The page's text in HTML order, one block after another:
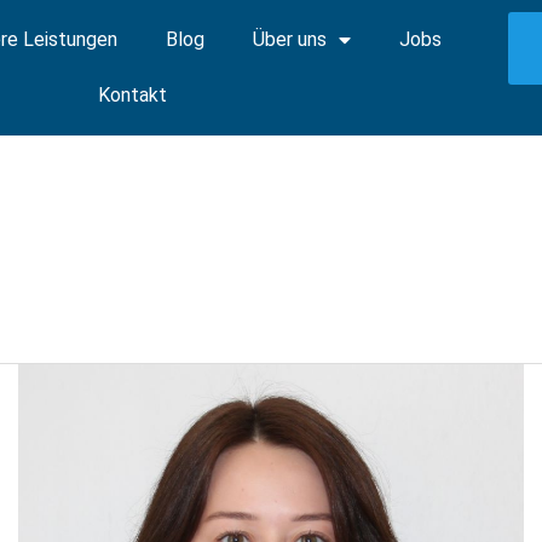
Leistungen Blog Über uns Jobs
Kontakt